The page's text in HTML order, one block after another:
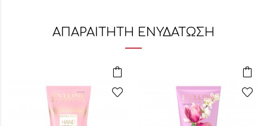
ΑΠΑΡΑΙΤΗΤΗ ΕΝΥΔΑΤΩΣΗ